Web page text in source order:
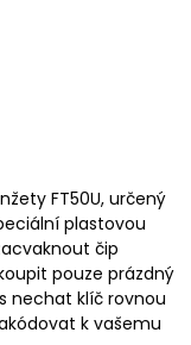
FT50U, určený
plastovou
čip
pouze prázdný
nechat klíč rovnou
k vašemu